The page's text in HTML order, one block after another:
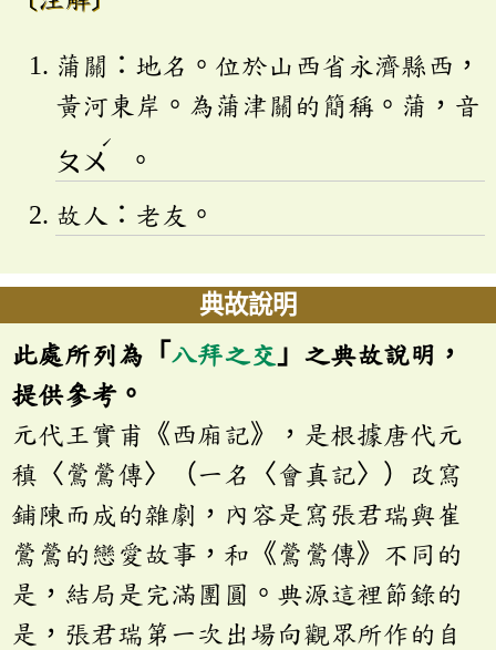
蒲關：地名。位於山西省永濟縣西，
黃河東岸。為蒲津關的簡稱。蒲，音
ㄆㄨ
ˊ
。
故人：老友。
典故說明
此處所列為「 八拜之交 」之典故說明，
提供參考。
元代王實甫《西廂記》，是根據唐代元
稹〈鶯鶯傳〉（一名〈會真記〉）改寫
鋪陳而成的雜劇，內容是寫張君瑞與崔
鶯鶯的戀愛故事，和《鶯鶯傳》不同的
是，結局是完滿團圓。典源這裡節錄的
是，張君瑞第一次出場向觀眾所作的自